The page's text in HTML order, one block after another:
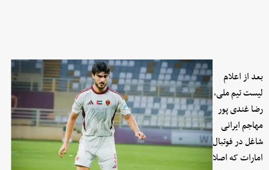
بعد از اعلام
لیست تیم ملی،
رضا غندی پور
مهاجم ایرانی
شاغل در فوتبال
امارات که اصلا